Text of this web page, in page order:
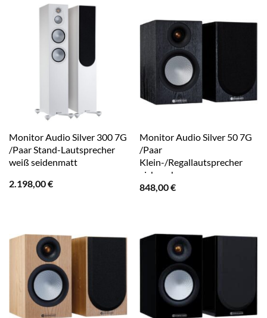
Monitor Audio Silver 300 7G
/Paar Stand-Lautsprecher
weiß seidenmatt
2.198,00€
Monitor Audio Silver 50 7G
/Paar
Klein-/Regallautsprecher
eiche schwarz
848,00€